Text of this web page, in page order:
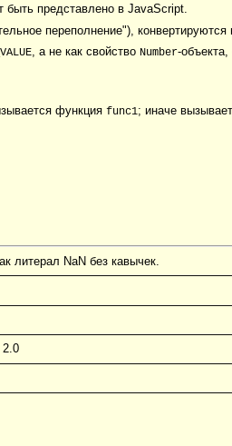
быть представлено в JavaScript.
переполнение"), конвертируются
, а не как свойство Number-
функция func1; иначе
литерал NaN без кавычек.
2.0